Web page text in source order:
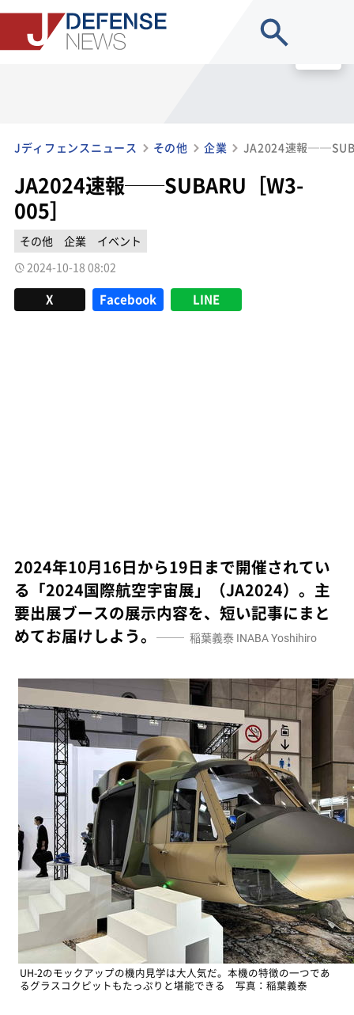
Jディフェンスニュース その他 企業 JA2024速報
JA2024速報──SUBARU［W3-
005］
その他 企業
イベント
2024-10-18 08:02
X Facebook LINE
2024年10月16日から19日まで開催されてい
る「2024国際航空宇宙展」（JA2024）。主
要出展ブースの展示内容を、短い記事にまと
めてお届けしよう。
稲葉義泰 INABA Yoshihiro
UH-2のモックアップの機内見学は大人気だ。本機の特徴の一つであ
るグラスコクピットもたっぷりと堪能できる 写真：稲葉義泰